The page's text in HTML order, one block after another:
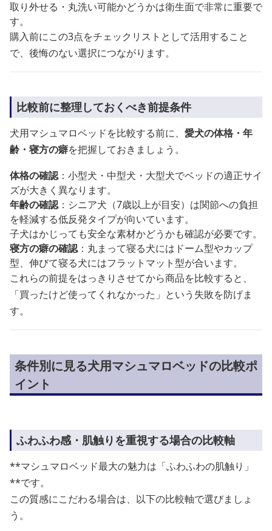
取り外せる・丸洗い可能かどうかは衛生面で非常に重要で
す。
購入前にこの3点をチェックリストとして活用すること
で、後悔のない選択につながります。
比較前に整理しておくべき前提条件
犬用マシュマロベッドを比較する前に、 愛犬の体格・年
齢・寝方の癖を把握しておきましょう。
体格の確認：小型犬・中型犬・大型犬でベッドの適正サイ
ズが大きく異なります。
年齢の確認：シニア犬（7歳以上が目安）は関節への負担
を軽減する低反発タイプが向いています。
子犬はかじっても安全な素材かどうかも確認が必要です。
寝方の癖の確認：丸まって寝る犬にはドーム型やカップ
型、伸びて寝る犬にはフラットマット型が合います。
これらの前提をはっきりさせてから商品を比較すると、
「買ったけど使ってくれなかった」という失敗を防げま
す。
条件別に見る犬用マシュマロベッドの比較ポ
イント
ふわふわ感・肌触りを重視する場合の比較軸
**マシュマロベッド最大の魅力は「ふわふわの肌触り」
**です。
この質感にこだわる場合は、以下の比較軸で選びましょ
う。